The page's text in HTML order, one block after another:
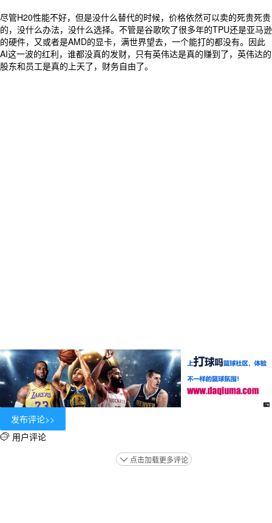
尽管H20性能不好，但是没什么替代的时候，价格依然可以卖的死贵死贵
的，没什么办法，没什么选择。不管是谷歌吹了很多年的TPU还是亚马逊
的硬件，又或者是AMD的显卡，满世界望去，一个能打的都没有。因此
AI这一波的红利，谁都没真的发财，只有英伟达是真的赚到了，英伟达的
股东和员工是真的上天了，财务自由了。
 用户评论
 点击加载更多评论